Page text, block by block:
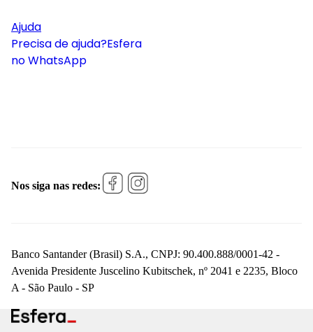
Ajuda
Precisa de ajuda?Esfera
no WhatsApp
Nos siga nas redes:
Banco Santander (Brasil) S.A., CNPJ: 90.400.888/0001-42 -
Avenida Presidente Juscelino Kubitschek, nº 2041 e 2235, Bloco
A - São Paulo - SP